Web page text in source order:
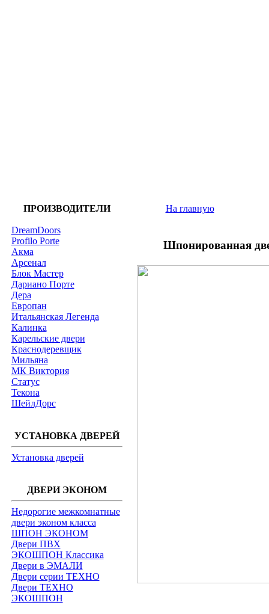
ПРОИЗВОДИТЕЛИ
DreamDoors
Profilo Porte
Акма
Арсенал
Блок Мастер
Дариано Порте
Дера
Европан
Итальянская Легенда
Калинка
Карельские двери
Краснодеревщик
Мильяна
МК Виктория
Статус
Текона
ШейлДорс
УСТАНОВКА ДВЕРЕЙ
Установка дверей
ДВЕРИ ЭКОНОМ
Недорогие межкомнатные
двери эконом класса
ШПОН ЭКОНОМ
Двери ПВХ
ЭКОШПОН Классика
Двери в ЭМАЛИ
Двери серии ТЕХНО
Двери ТЕХНО
ЭКОШПОН
На главную
Шпонированная